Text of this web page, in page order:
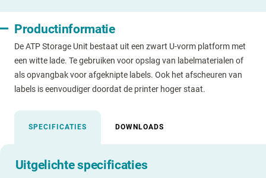
Productinformatie
De ATP Storage Unit bestaat uit een zwart U-vorm platform met
een witte lade. Te gebruiken voor opslag van labelmaterialen of
als opvangbak voor afgeknipte labels. Ook het afscheuren van
labels is eenvoudiger doordat de printer hoger staat.
SPECIFICATIES DOWNLOADS
Uitgelichte specificaties